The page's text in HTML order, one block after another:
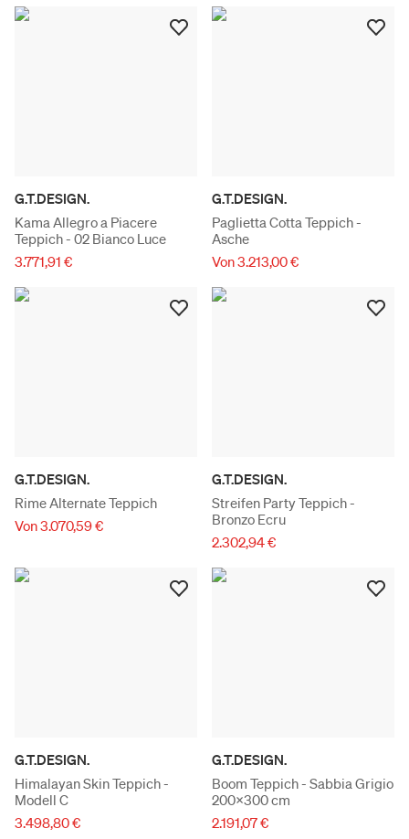
G.T.DESIGN.
Kama Allegro a Piacere
Teppich - 02 Bianco Luce
3.771,91 €
G.T.DESIGN.
Paglietta Cotta Teppich -
Asche
Von 3.213,00 €
G.T.DESIGN.
Rime Alternate Teppich
Von 3.070,59 €
G.T.DESIGN.
Streifen Party Teppich -
Bronzo Ecru
2.302,94 €
G.T.DESIGN.
Himalayan Skin Teppich -
Modell C
3.498,80 €
G.T.DESIGN.
Boom Teppich - Sabbia Grigio
200x300 cm
2.191,07 €